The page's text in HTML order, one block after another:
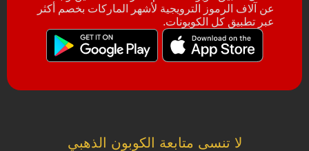
عن آلاف الرموز الترويجية لأشهر الماركات بخصم أكثر
عبر تطبيق كل الكوبونات.
لا تنسى متابعة الكوبون الذهبي